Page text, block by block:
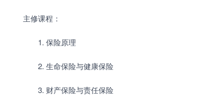
主修课程：
1. 保险原理
2. 生命保险与健康保险
3. 财产保险与责任保险